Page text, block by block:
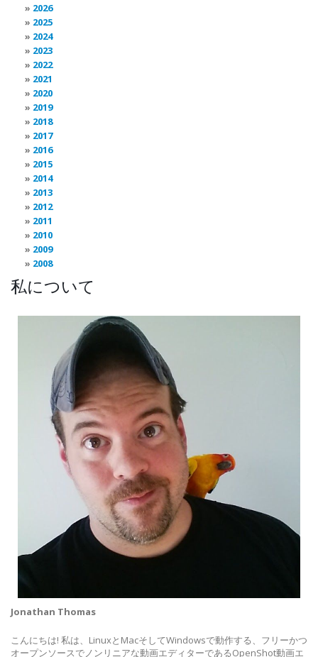
2026
2025
2024
2023
2022
2021
2020
2019
2018
2017
2016
2015
2014
2013
2012
2011
2010
2009
2008
私について
Jonathan Thomas
こんにちは! 私は、LinuxとMacそしてWindowsで動作する、フリーかつ
オープンソースでノンリニアな動画エディターであるOpenShot動画エ